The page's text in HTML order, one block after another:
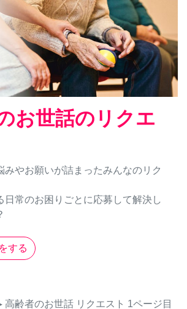
お世話のリクエ
みやお願いが詰まったみんなのリク
日常のお困りごとに応募して解決し
する
高齢者のお世話 リクエスト 1ページ目